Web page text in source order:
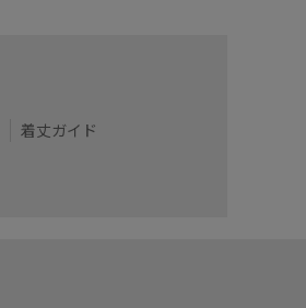
着丈ガイド